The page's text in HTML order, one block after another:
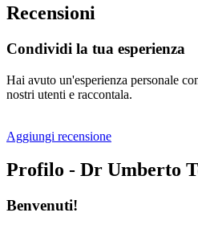
Recensioni
Condividi la tua esperienza
Hai avuto un'esperienza personale
nostri utenti e raccontala.
Aggiungi recensione
Profilo - Dr Umberto
Benvenuti!